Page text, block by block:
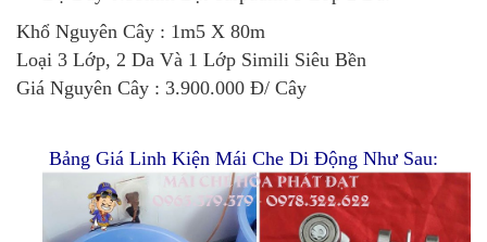
Khổ Nguyên Cây : 1m5 X 80m
Loại 3 Lớp, 2 Da Và 1 Lớp Simili Siêu Bền
Giá Nguyên Cây : 3.900.000 Đ/ Cây
Bảng Giá Linh Kiện Mái Che Di Động Như Sau: